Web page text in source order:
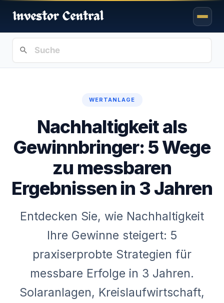
WERTANLAGE
Nachhaltigkeit als
Gewinnbringer: 5 Wege
zu messbaren
Ergebnissen in 3 Jahren
Entdecken Sie, wie Nachhaltigkeit
Ihre Gewinne steigert: 5
praxiserprobte Strategien für
messbare Erfolge in 3 Jahren.
Solaranlagen, Kreislaufwirtschaft,